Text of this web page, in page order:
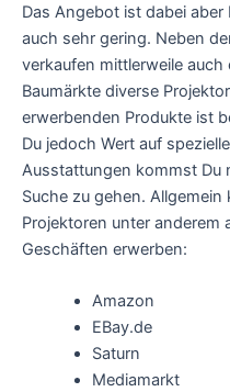
Das Angebot ist dabei
auch sehr gering. Neben
verkaufen mittlerweile
Baumärkte diverse
erwerbenden Produkte ist
Du jedoch Wert auf
Ausstattungen kommst Du
Suche zu gehen.
Projektoren unter anderem
Geschäften erwerben:
Amazon
EBay.de
Saturn
Mediamarkt